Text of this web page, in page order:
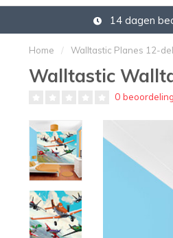
14 dagen
Home / Walltastic Planes 12-
Walltastic
0